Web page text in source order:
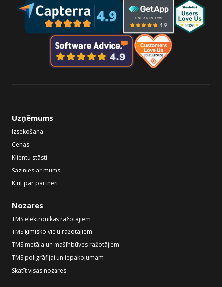
Uzņēmums
Izsekošana
Cenas
Klientu stāsti
Sazinies ar mums
Kļūt par partneri
Nozares
TMS elektronikas ražotājiem
TMS ķīmisko vielu ražotājiem
TMS metāla un mašīnbūves ražotājiem
TMS poligrāfijai un iepakojumam
Skatīt visas nozares